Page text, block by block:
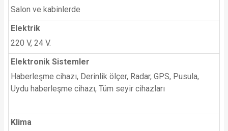
Salon ve kabinlerde
Elektrik
220 V, 24 V.
Elektronik Sistemler
Haberleşme cihazı, Derinlik ölçer, Radar, GPS, Pusula,
Uydu haberleşme cihazı, Tüm seyir cihazları
Klima